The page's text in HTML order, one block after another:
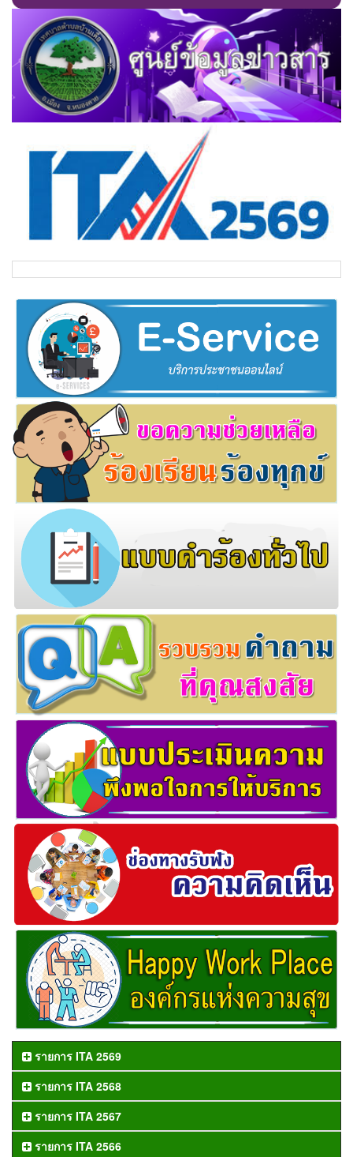
รายการ ITA 2569
รายการ ITA 2568
รายการ ITA 2567
รายการ ITA 2566